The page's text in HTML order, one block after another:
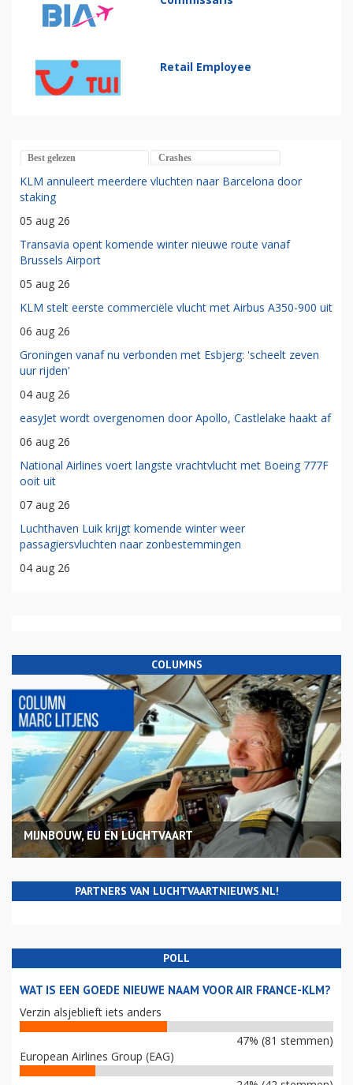
Retail Employee
Best gelezen Crashes
KLM annuleert meerdere vluchten naar Barcelona door
staking
05 aug 26
Transavia opent komende winter nieuwe route vanaf
Brussels Airport
05 aug 26
KLM stelt eerste commerciële vlucht met Airbus A350-900 uit
06 aug 26
Groningen vanaf nu verbonden met Esbjerg: 'scheelt zeven
uur rijden'
04 aug 26
easyJet wordt overgenomen door Apollo, Castlelake haakt af
06 aug 26
National Airlines voert langste vrachtvlucht met Boeing 777F
ooit uit
07 aug 26
Luchthaven Luik krijgt komende winter weer
passagiersvluchten naar zonbestemmingen
04 aug 26
COLUMNS
MIJNBOUW, EU EN LUCHTVAART
PARTNERS VAN LUCHTVAARTNIEUWS.NL!
POLL
WAT IS EEN GOEDE NIEUWE NAAM VOOR AIR FRANCE-KLM?
Verzin alsjeblieft iets anders
47% (81 stemmen)
European Airlines Group (EAG)